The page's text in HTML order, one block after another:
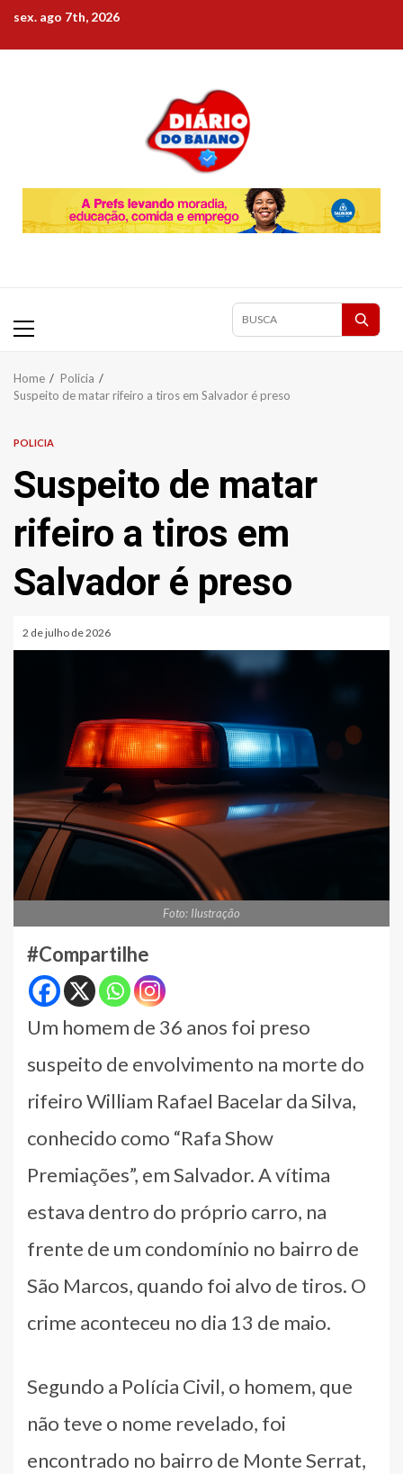
content
sex. ago 7th, 2026
Primary
Pesquisar
Home
Policia
Suspeito de matar rifeiro a tiros em Salvador é preso
POLICIA
Suspeito de matar
rifeiro a tiros em
Salvador é preso
2 de julho de 2026
Foto: Ilustração
#Compartilhe
Um homem de 36 anos foi preso
suspeito de envolvimento na morte do
rifeiro William Rafael Bacelar da Silva,
conhecido como “Rafa Show
Premiações”, em Salvador. A vítima
estava dentro do próprio carro, na
frente de um condomínio no bairro de
São Marcos, quando foi alvo de tiros. O
crime aconteceu no dia 13 de maio.
Segundo a Polícia Civil, o homem, que
não teve o nome revelado, foi
encontrado no bairro de Monte Serrat,